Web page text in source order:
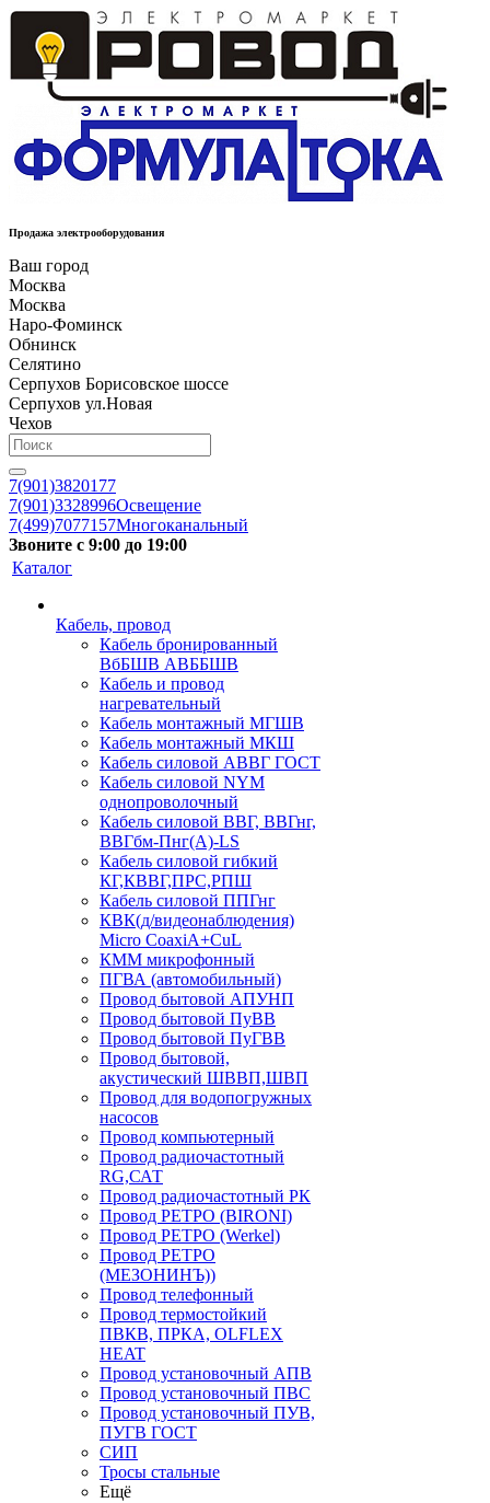
Продажа электрооборудования
Ваш город
Москва
Москва
Наро-Фоминск
Обнинск
Селятино
Серпухов Борисовское шоссе
Серпухов ул.Новая
Чехов
7(901)3820177
7(901)3328996Освещение
7(499)7077157Многоканальный
Звоните с 9:00 до 19:00
Каталог
Кабель, провод
Кабель бронированный
ВбБШВ АВББШВ
Кабель и провод
нагревательный
Кабель монтажный МГШВ
Кабель монтажный МКШ
Кабель силовой АВВГ ГОСТ
Кабель силовой NYM
однопроволочный
Кабель силовой ВВГ, ВВГнг,
ВВГбм-Пнг(А)-LS
Кабель силовой гибкий
КГ,КВВГ,ПРС,РПШ
Кабель силовой ППГнг
КВК(д/видеонаблюдения)
Micro CoaxiA+CuL
КММ микрофонный
ПГВА (автомобильный)
Провод бытовой АПУНП
Провод бытовой ПуВВ
Провод бытовой ПуГВВ
Провод бытовой,
акустический ШВВП,ШВП
Провод для водопогружных
насосов
Провод компьютерный
Провод радиочастотный
RG,САТ
Провод радиочастотный РК
Провод РЕТРО (BIRONI)
Провод РЕТРО (Werkel)
Провод РЕТРО
(МЕЗОНИНЪ))
Провод телефонный
Провод термостойкий
ПВКВ, ПРКА, OLFLEX
HEAT
Провод установочный АПВ
Провод установочный ПВС
Провод установочный ПУВ,
ПУГВ ГОСТ
СИП
Тросы стальные
Ещё